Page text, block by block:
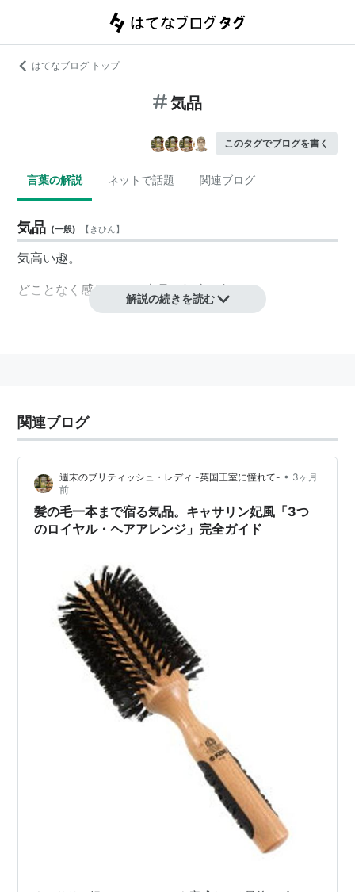
はてなブログ トップ
気品
このタグでブログを書く
言葉の解説 ネットで話題 関連ブログ
気品 (一般) 【きひん】
気高い趣。
どことなく感じられる上品で気高い趣。
解説の続きを読む
関連ブログ
週末のブリティッシュ・レディ -英国王室に憧れて- • 3ヶ月
前
髪の毛一本まで宿る気品。キャサリン妃風「3つ
のロイヤル・ヘアアレンジ」完全ガイド